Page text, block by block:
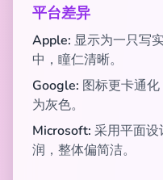
平台差异
Apple: 显示为一只写
中，瞳仁清晰。
Google: 图标更卡通
为灰色。
Microsoft: 采用平面
润，整体偏简洁。